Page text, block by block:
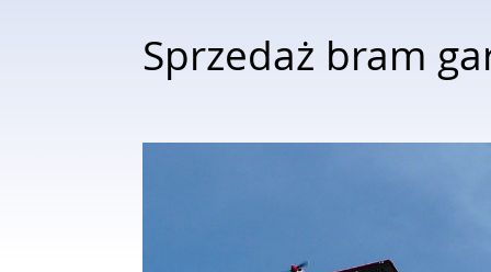
Sprzedaż bram